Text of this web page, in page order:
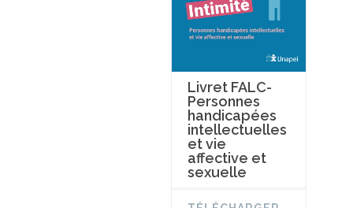
Livret FALC-
Personnes
handicapées
intellectuelles
et vie
affective et
sexuelle